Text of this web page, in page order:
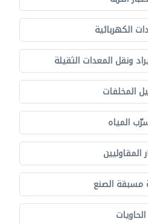
الكهربائية
ونقل المعدات الثقيلة
المخلفات
المياه
المقاوليين
مسبقة الصنع
الحاويات